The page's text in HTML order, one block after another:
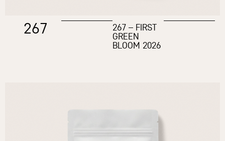
267 267 – FIRST
GREEN
BLOOM 2026